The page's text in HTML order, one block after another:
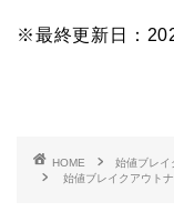
※最終更新日：
HOME
始値ブレイ
始値ブレイクアウト